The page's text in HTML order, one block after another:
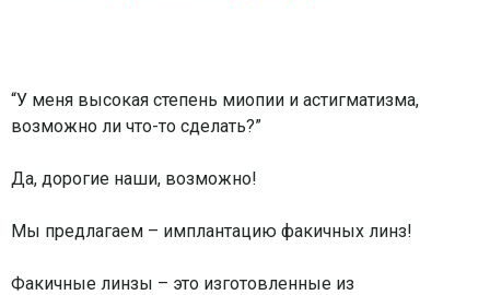
“У меня высокая степень миопии и астигматизма,
возможно ли что-то сделать?”
Да, дорогие наши, возможно!
Мы предлагаем – имплантацию факичных линз!
Факичные линзы – это изготовленные из